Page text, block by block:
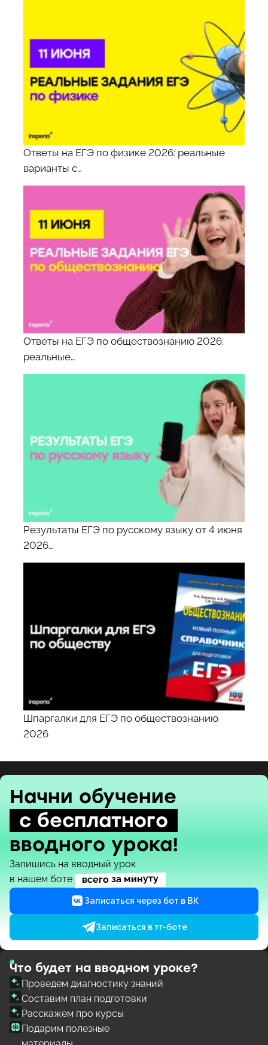
Ответы на ЕГЭ по физике 2026: реальные
варианты с…
Ответы на ЕГЭ по обществознанию 2026:
реальные…
Результаты ЕГЭ по русскому языку от 4 июня
2026…
Шпаргалки для ЕГЭ по обществознанию
2026
Начни обучение
с бесплатного
вводного урока!
Запишись на вводный урок
в нашем боте
всего за минуту
Записаться через бот в ВК
Записаться в тг-боте
Что будет на вводном уроке?
Проведем диагностику знаний
Составим план подготовки
Расскажем про курсы
Подарим полезные